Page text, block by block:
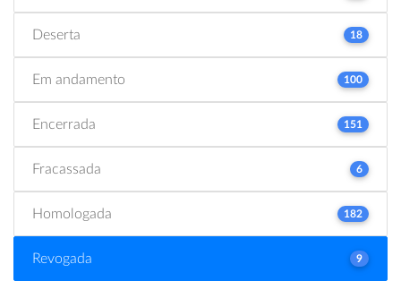
Deserta 18
Em andamento 100
Encerrada 151
Fracassada 6
Homologada 182
Revogada 9